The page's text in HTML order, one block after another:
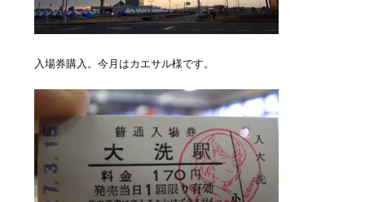
入場券購入。今月はカエサル様です。